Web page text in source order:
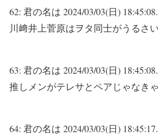
62: 君の名は 2024/03/03(日)
川﨑井上菅原はヲタ同士がうるさ
63: 君の名は 2024/03/03(日)
推しメンがテレサとペアじゃなき
64: 君の名は 2024/03/03(日)